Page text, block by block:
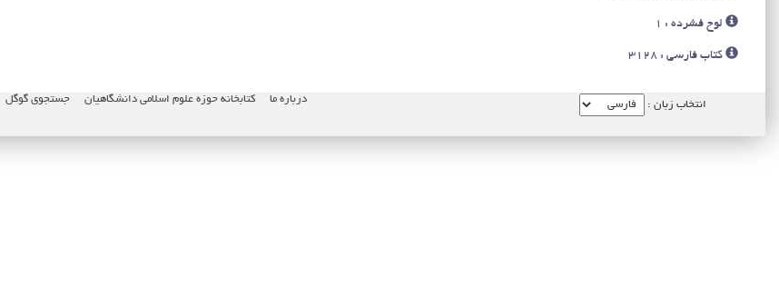
لوح فشرده : 1
کتاب فارسی : 3128
درباره ما کتابخانه حوزه علوم اسلامی دانشگاهیان جستجوی گوگل انتخاب زبان :